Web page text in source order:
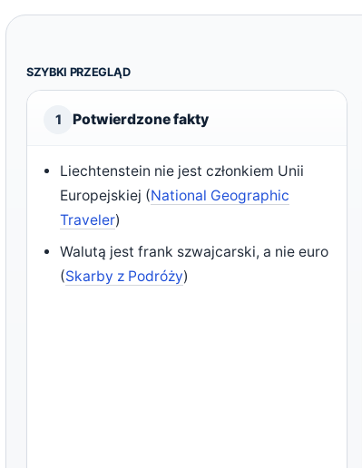
SZYBKI PRZEGLĄD
1 Potwierdzone fakty
Liechtenstein nie jest członkiem Unii
Europejskiej (National Geographic
Traveler)
Walutą jest frank szwajcarski, a nie euro
(Skarby z Podróży)